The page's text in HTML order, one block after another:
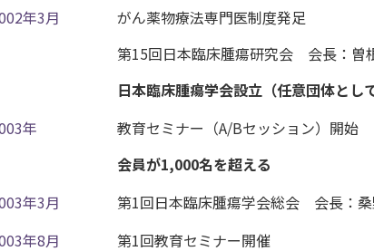
年3月
がん薬物療法専門医制度発足
第15回日本臨床腫瘍研究会 会長：曽
日本臨床腫瘍学会設立（任意団体とし
年
教育セミナー（A/Bセッション）開始
会員が1,000名を超える
年3月
第1回日本臨床腫瘍学会総会 会長：桑
年8月
第1回教育セミナー開催